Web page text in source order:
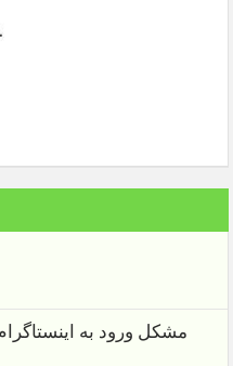
مشکل ورود به